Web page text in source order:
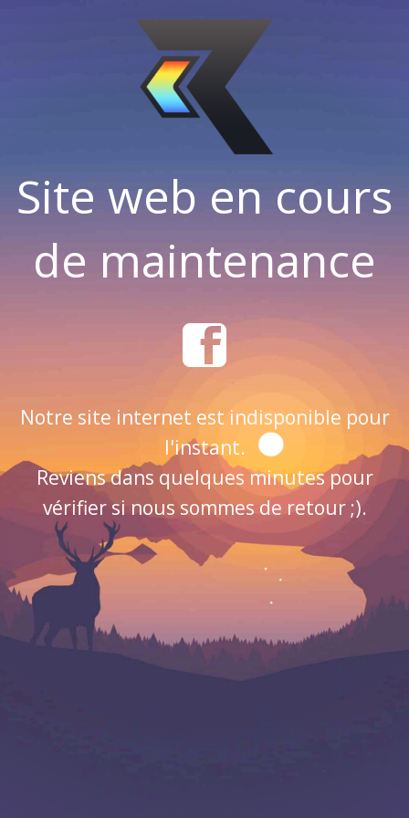
Site web en cours
de maintenance
Notre site internet est indisponible pour
l'instant.
Reviens dans quelques minutes pour
vérifier si nous sommes de retour ;).